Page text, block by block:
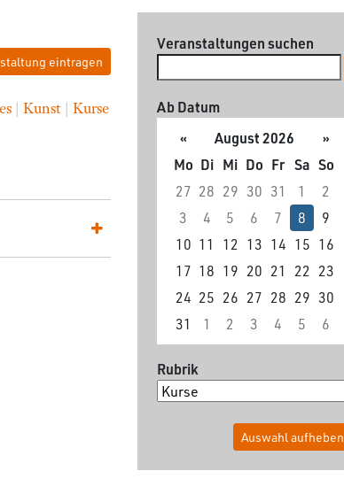
eintragen
| Kunst | Kurse
Veranstaltungen suchen
Ab Datum
«
August 2026
»
Mo Di Mi Do Fr Sa So
27 28 29 30 31 1
2
3
4 5 6 7 8
9
10 11 12 13 14 15 16
17 18 19 20 21 22 23
24 25 26 27 28 29 30
31
1 2 3 4 5 6
Rubrik
Auswahl aufheben